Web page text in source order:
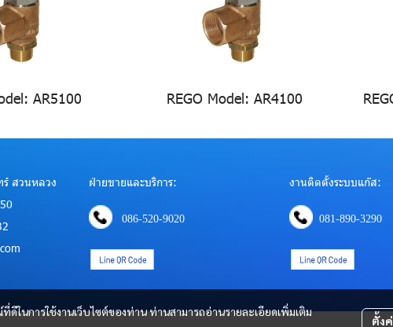
AR5100 REGO Model: AR4100
นการใช้งานเว็บไซต์ของท่าน ท่านสามารถอ่านรายละเอียดเพิ่มเติม
ตั้ง
สวนหลวง
ฝ่ายขายและบริการ:
086-520-9020
งานติดตั้งระบบแก๊ส:
081-890-3290